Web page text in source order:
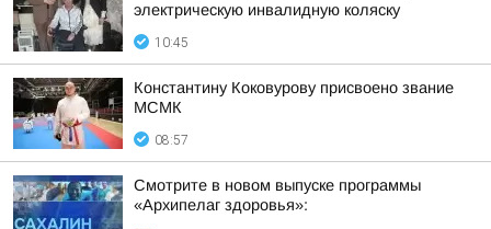
электрическую инвалидную коляску
10:45
Константину Коковурову присвоено звание
МСМК
08:57
Смотрите в новом выпуске программы
«Архипелаг здоровья»: